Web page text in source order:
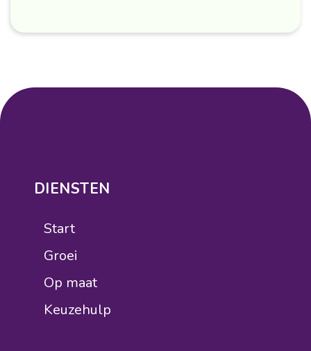
DIENSTEN
Start
Groei
Op maat
Keuzehulp